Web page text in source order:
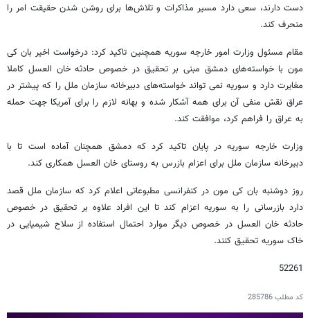
دست دارند، سعی دارد مسیر مذاکرات و تلاش‌ها برای روشن شدن حقیقت امر را
منحرف کند.
مقام مسئول وزارت امور خارجه سوریه همچنین تاکید کرد: درخواست اخیر بان کی
مون با خواسته‌های دمشق مبنی بر تحقیق در خصوص حادثه خان العسل کاملا
مغایرت دارد و سوریه نمی تواند خواسته‌های دبیرخانه سازمان ملل را که پیشتر در
عراق نقش منفی آن برای همه آشکار شده و بهانه لازم را برای آمریکا جهت حمله
به عراق را فراهم کرد، موافقت کند.
وزارت خارجه سوریه در پایان تاکید کرد که دمشق همچنان آماده است تا با
دبیرخانه سازمان ملل برای اعزام بازرس به روستای خان العسل همکاری کند.
روز دوشنبه بان کی مون در کنفرانسی مطبوعاتی اعلام کرد که سازمان ملل قصد
دارد بازرسانی را به سوریه اعزام کند تا این افراد علاوه بر تحقیق در خصوص
حادثه خان العسل در خصوص دیگر موارد احتمال استفاده از سلاح شیمیایی در
خاک سوریه تحقیق کنند.
52261
کد مطلب285786